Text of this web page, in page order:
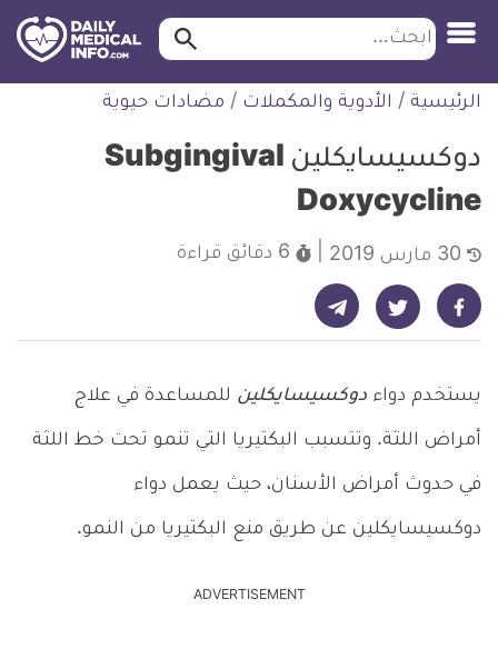
التخطي
للمحتوى
طبية
ابحث ابحث…
الرئيسية / الأدوية والمكملات / مضادات حيوية
دوكسيسايكلين Subgingival
Doxycycline
6 دقائق قراءة
شارك على فيسبوك - ديلي ميديكال انفو شارك على تويتر - ديلي ميديكال انفو شارك على تيليجرام - ديلي ميديكال انفو
يستخدم دواء دوكسيسايكلين للمساعدة في علاج
أمراض اللثة. وتتسبب البكتيريا التي تنمو تحت خط اللثة
في حدوث أمراض الأسنان، حيث يعمل دواء
دوكسيسايكلين عن طريق منع البكتيريا من النمو.
ADVERTISEMENT